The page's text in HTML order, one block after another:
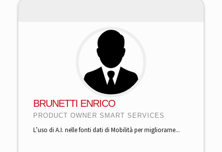
BRUNETTI ENRICO
PRODUCT OWNER SMART SERVICES
L’uso di A.I. nelle fonti dati di Mobilità per migliorarne...